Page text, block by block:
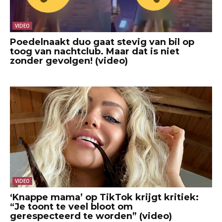
VIDEO
Poedelnaakt duo gaat stevig van bil op
toog van nachtclub. Maar dat is niet
zonder gevolgen! (video)
VIDEO
‘Knappe mama’ op TikTok krijgt kritiek:
“Je toont te veel bloot om
gerespecteerd te worden” (video)